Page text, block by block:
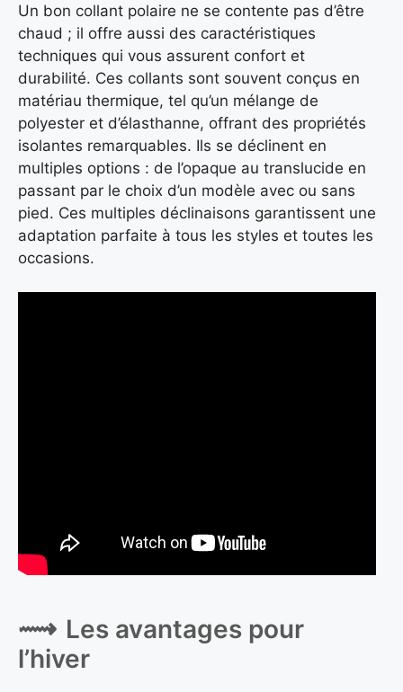
Un bon collant polaire ne se contente pas d’être
chaud ; il offre aussi des caractéristiques
techniques qui vous assurent confort et
durabilité. Ces collants sont souvent conçus en
matériau thermique, tel qu’un mélange de
polyester et d’élasthanne, offrant des propriétés
isolantes remarquables. Ils se déclinent en
multiples options : de l’opaque au translucide en
passant par le choix d’un modèle avec ou sans
pied. Ces multiples déclinaisons garantissent une
adaptation parfaite à tous les styles et toutes les
occasions.
Les avantages pour
l’hiver